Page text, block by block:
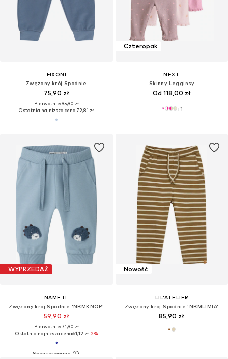
FIXONI
Zwężany krój Spodnie
75,90 zł
Pierwotnie: 95,90 zł
Ostatnia najniższa cena:72,81 zł
Czteropak
NEXT
Skinny Legginsy
Od 118,00 zł
+1
WYPRZEDAŻ
NAME IT
Zwężany krój Spodnie 'NBMKNOP'
59,90 zł
Pierwotnie: 71,90 zł
Ostatnia najniższa cena:61,12 zł-2%
Nowość
LIL'ATELIER
Zwężany krój Spodnie 'NBMLIMIA'
85,90 zł